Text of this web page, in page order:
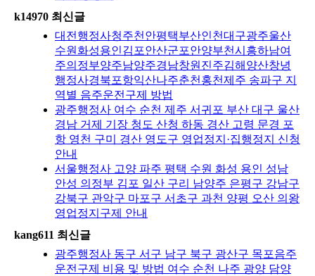
k14970 최신글
대전행정사청주천안평택부산인천대구광주울산
수원화성용인김포안산군포안양부천시흥하남여
주의정부양주남양주경남창원진주김해양산창녕
행정사경북포항익산나주춘천홍천제주 송파구 지
역별 음주운전구제 방법
광주행정사 여수 순천 제주 서귀포 부산 대구 울산
경남 거제 기장 청도 산청 하동 경산 고령 문경 포
항 영천 구미 경산 영도구 영업정지·집행정지 신청
안내
서울행정사 고양 파주 평택 수원 화성 용인 성남
안성 의정부 김포 일산 구리 남양주 은평구 강남구
강북구 관악구 마포구 서초구 과천 양평 오산 의왕
영업정지구제 안내
kang611 최신글
광주행정사 동구 서구 남구 북구 광산구 목포음주
운전구제 비용 및 방법 여수 순천 나주 광양 담양